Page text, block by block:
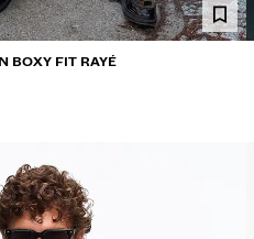
BOXY FIT RAYÉ